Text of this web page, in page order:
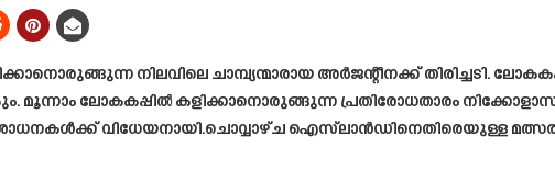
നിലവിലെ ചാമ്പ്യന്മാരായ അർജന്റീനക്ക് തിരിച്ചടി.
മൂന്നാം ലോകകപ്പിൽ കളിക്കാനൊരുങ്ങുന്ന പ്രതിരോധതാരം
വിധേയനായി.ചൊവ്വാഴ്ച ഐസ്‌ലാൻഡിനെതിരെയുള്ള